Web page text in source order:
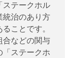
ステークホル
統治のあり方
ことです。
合などの関与
「ステークホ